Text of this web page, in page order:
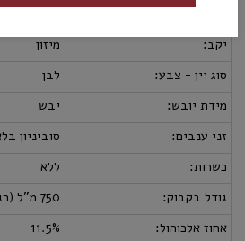
יקב:
מיזון
סוג יין - צבע:
לבן
מידת יובש:
יבש
זני ענבים:
סוביניון
כשרות:
ללא
גודל בקבוק:
750 מ"ל (רגיל)
אחוז אלכוהול:
11.5%